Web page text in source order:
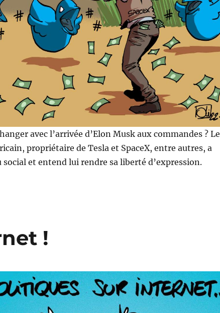
avec l’arrivée d’Elon Musk aux commandes ? Le
propriétaire de Tesla et SpaceX, entre autres, a
social et entend lui rendre sa liberté d’expression.
!